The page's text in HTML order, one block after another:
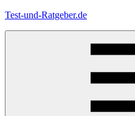
Zum
Test-und-Ratgeber.de